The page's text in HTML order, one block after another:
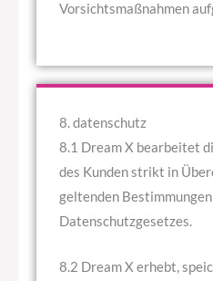
Vorsichtsmaßnahmen
8. datenschutz
8.1 Dream X bearbeitet
des Kunden strikt in
geltenden
Datenschutzgesetzes.
8.2 Dream X erhebt,